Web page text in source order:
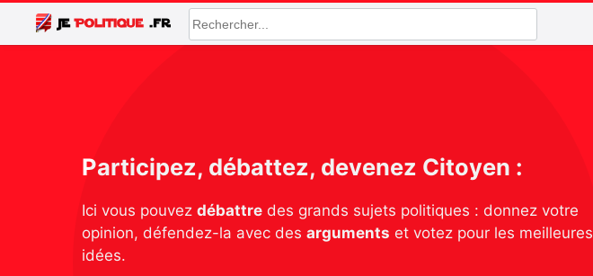
Participez, débattez, devenez Citoyen :
Ici vous pouvezdébattre des grands sujets politiques : donnez votre
opinion, défendez-la avec desarguments et votez pour les meilleures
idées.